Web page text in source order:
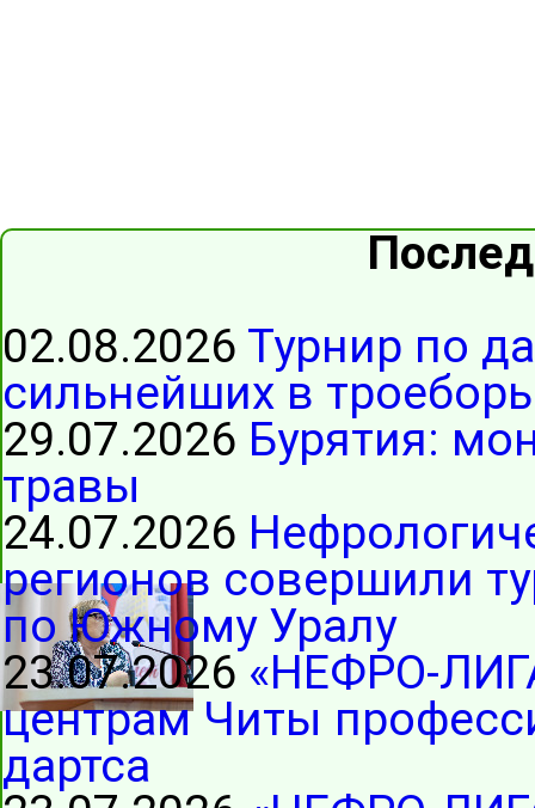
02.08.2026 Турнир по
сильнейших в
29.07.2026 Бурятия:
травы
24.07.2026
регионов совершили
по Южному Уралу
23.07.2026 «НЕФРО-
центрам Читы
дартса